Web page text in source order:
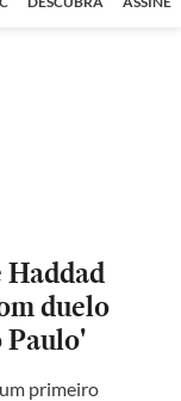
duelo
Paulo'
primeiro